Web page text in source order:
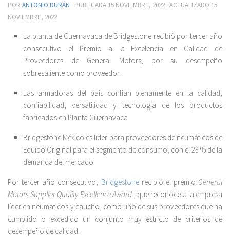
POR ANTONIO DURÁN · PUBLICADA 15 NOVIEMBRE, 2022 · ACTUALIZADO 15
NOVIEMBRE, 2022
La planta de Cuernavaca de Bridgestone recibió por tercer año
consecutivo el Premio a la Excelencia en Calidad de
Proveedores de General Motors, por su desempeño
sobresaliente como proveedor.
Las armadoras del país confían plenamente en la calidad,
confiabilidad, versatilidad y tecnología de los productos
fabricados en Planta Cuernavaca
Bridgestone México es líder para proveedores de neumáticos de
Equipo Original para el segmento de consumo; con el 23 % de la
demanda del mercado.
Por tercer año consecutivo, Bridgestonerecibió el premio General
Motors Supplier Quality Excellence Award , que reconoce a la empresa
líder en neumáticos y caucho, como uno de sus proveedores que ha
cumplido o excedido un conjunto muy estricto de criterios de
desempeño de calidad.